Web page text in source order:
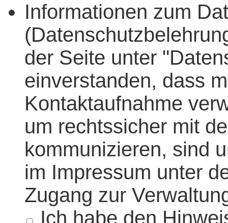
Informationen zum
der Seite unter
einverstanden, dass
Kontaktaufnahme
um rechtssicher mit
kommunizieren, sind
im Impressum unter
Zugang zur
Ich habe den